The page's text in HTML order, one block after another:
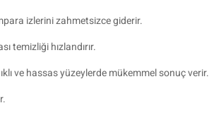
izlerini zahmetsizce giderir.
temizliği hızlandırır.
ve hassas yüzeylerde mükemmel sonuç verir.